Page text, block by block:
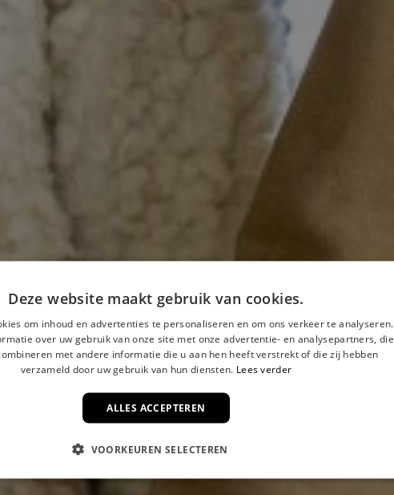
Deze website maakt gebruik van cookies.
om inhoud en advertenties te personaliseren en om ons verkeer te analyseren.
over uw gebruik van onze site met onze advertentie- en analysepartners, die
met andere informatie die u aan hen heeft verstrekt of die zij hebben
verzameld door uw gebruik van hun diensten. Lees verder
ALLES ACCEPTEREN
VOORKEUREN SELECTEREN